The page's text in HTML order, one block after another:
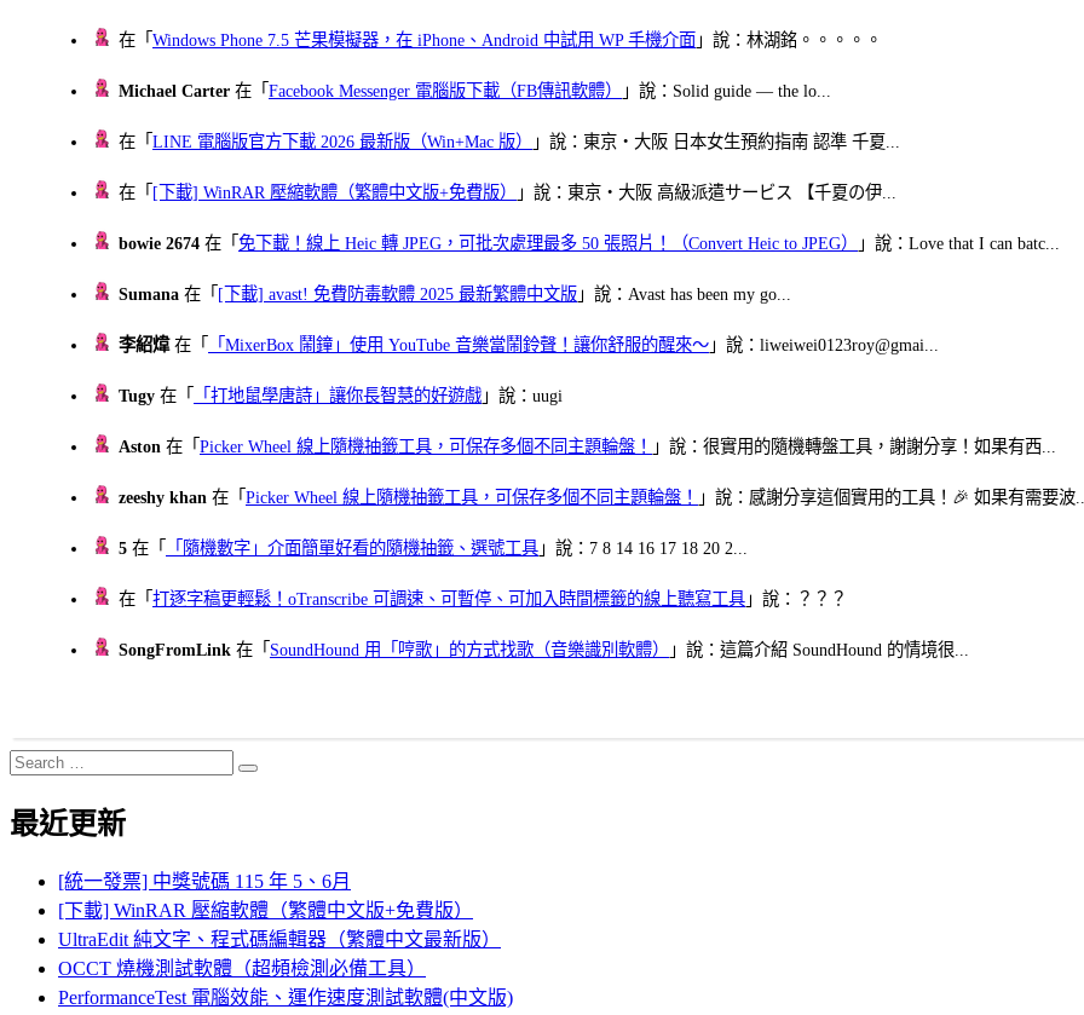
在「Windows Phone 7.5 芒果模擬器，在 iPhone、Android 中試用 WP 手機介面 」說：林湖銘。。。。。
Michael Carter 在「Facebook Messenger 電腦版下載（FB傳訊軟體） 」說：Solid guide — the lo...
在「LINE 電腦版官方下載 2026 最新版（Win+Mac 版） 」說：東京・大阪 日本女生預約指南 認準 千夏...
在「 [下載] WinRAR 壓縮軟體（繁體中文版+免費版） 」說：東京・大阪 高級派遣サービス 【千夏の伊...
bowie 2674 在「免下載！線上 Heic 轉 JPEG，可批次處理最多 50 張照片！（Convert Heic to JPEG） 」說：Love that I can batc...
Sumana 在「 [下載] avast! 免費防毒軟體 2025 最新繁體中文版 」說：Avast has been my go...
李紹煒在「 「MixerBox 鬧鐘」使用 YouTube 音樂當鬧鈴聲！讓你舒服的醒來～ 」說：liweiwei0123roy@gmai...
Tugy 在「 「打地鼠學唐詩」讓你長智慧的好遊戲 」說：uugi
Aston 在「Picker Wheel 線上隨機抽籤工具，可保存多個不同主題輪盤！ 」說：很實用的隨機轉盤工具，謝謝分享！如果有西...
zeeshy khan 在「Picker Wheel 線上隨機抽籤工具，可保存多個不同主題輪盤！ 」說：感謝分享這個實用的工具！🎉 如果有需要波
5 在「 「隨機數字」介面簡單好看的隨機抽籤、選號工具 」說：7 8 14 16 17 18 20 2...
在「打逐字稿更輕鬆！oTranscribe 可調速、可暫停、可加入時間標籤的線上聽寫工具 」說：？？？
SongFromLink 在「 SoundHound 用「哼歌」的方式找歌（音樂識別軟體） 」說：這篇介紹 SoundHound 的情境很...
Search
for:
Search
最近更新
[統一發票] 中獎號碼 115 年 5、6月
[下載] WinRAR 壓縮軟體（繁體中文版+免費版）
UltraEdit 純文字、程式碼編輯器（繁體中文最新版）
OCCT 燒機測試軟體（超頻檢測必備工具）
PerformanceTest 電腦效能、運作速度測試軟體(中文版)